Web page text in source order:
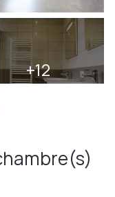
+12